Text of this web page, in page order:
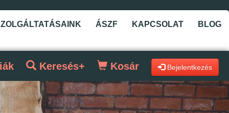
ÁSZF KAPCSOLAT BLOG
Keresés+ Kosár Bejelentkezés